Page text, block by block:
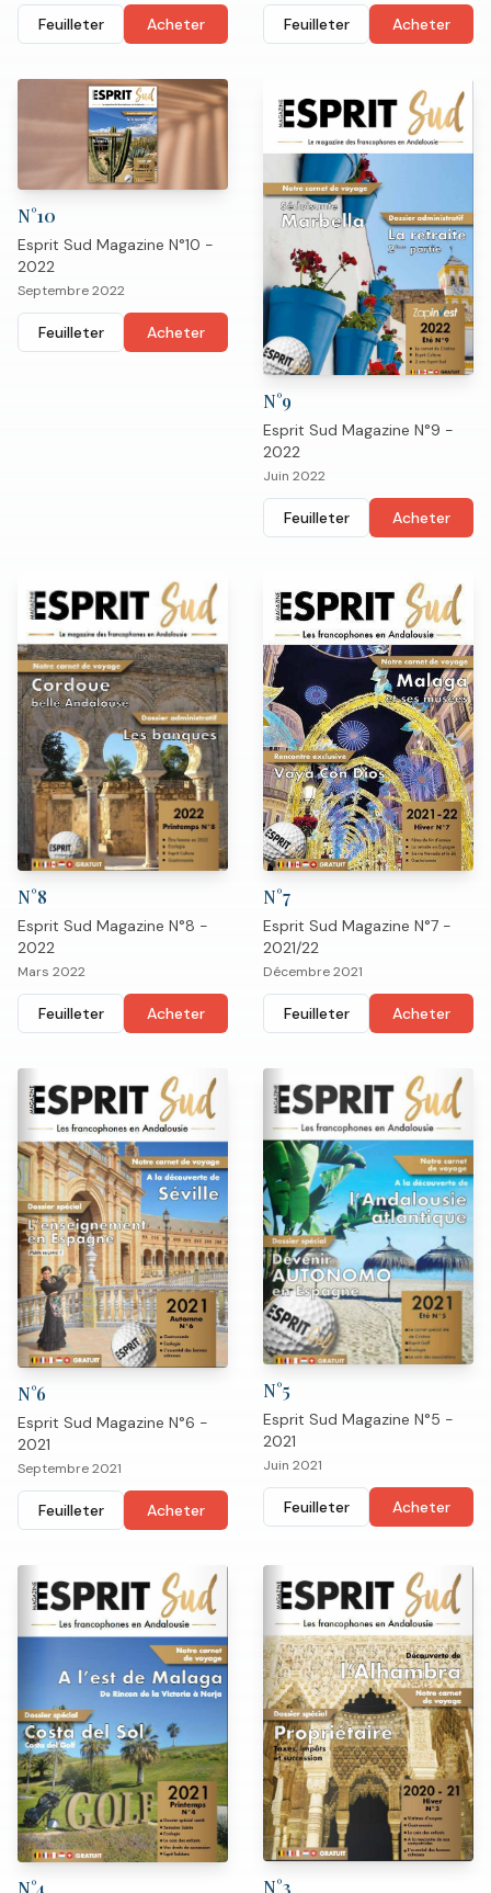
Feuilleter Acheter Feuilleter Acheter
N°10
Esprit Sud Magazine N°10 -
2022
Septembre 2022
Feuilleter Acheter
N°9
Esprit Sud Magazine N°9 -
2022
Juin 2022
Feuilleter Acheter
N°8
Esprit Sud Magazine N°8 -
2022
Mars 2022
Feuilleter Acheter
N°7
Esprit Sud Magazine N°7 -
2021/22
Décembre 2021
Feuilleter Acheter
N°6
Esprit Sud Magazine N°6 -
2021
Septembre 2021
Feuilleter Acheter
N°5
Esprit Sud Magazine N°5 -
2021
Juin 2021
Feuilleter Acheter
N°4 N°3